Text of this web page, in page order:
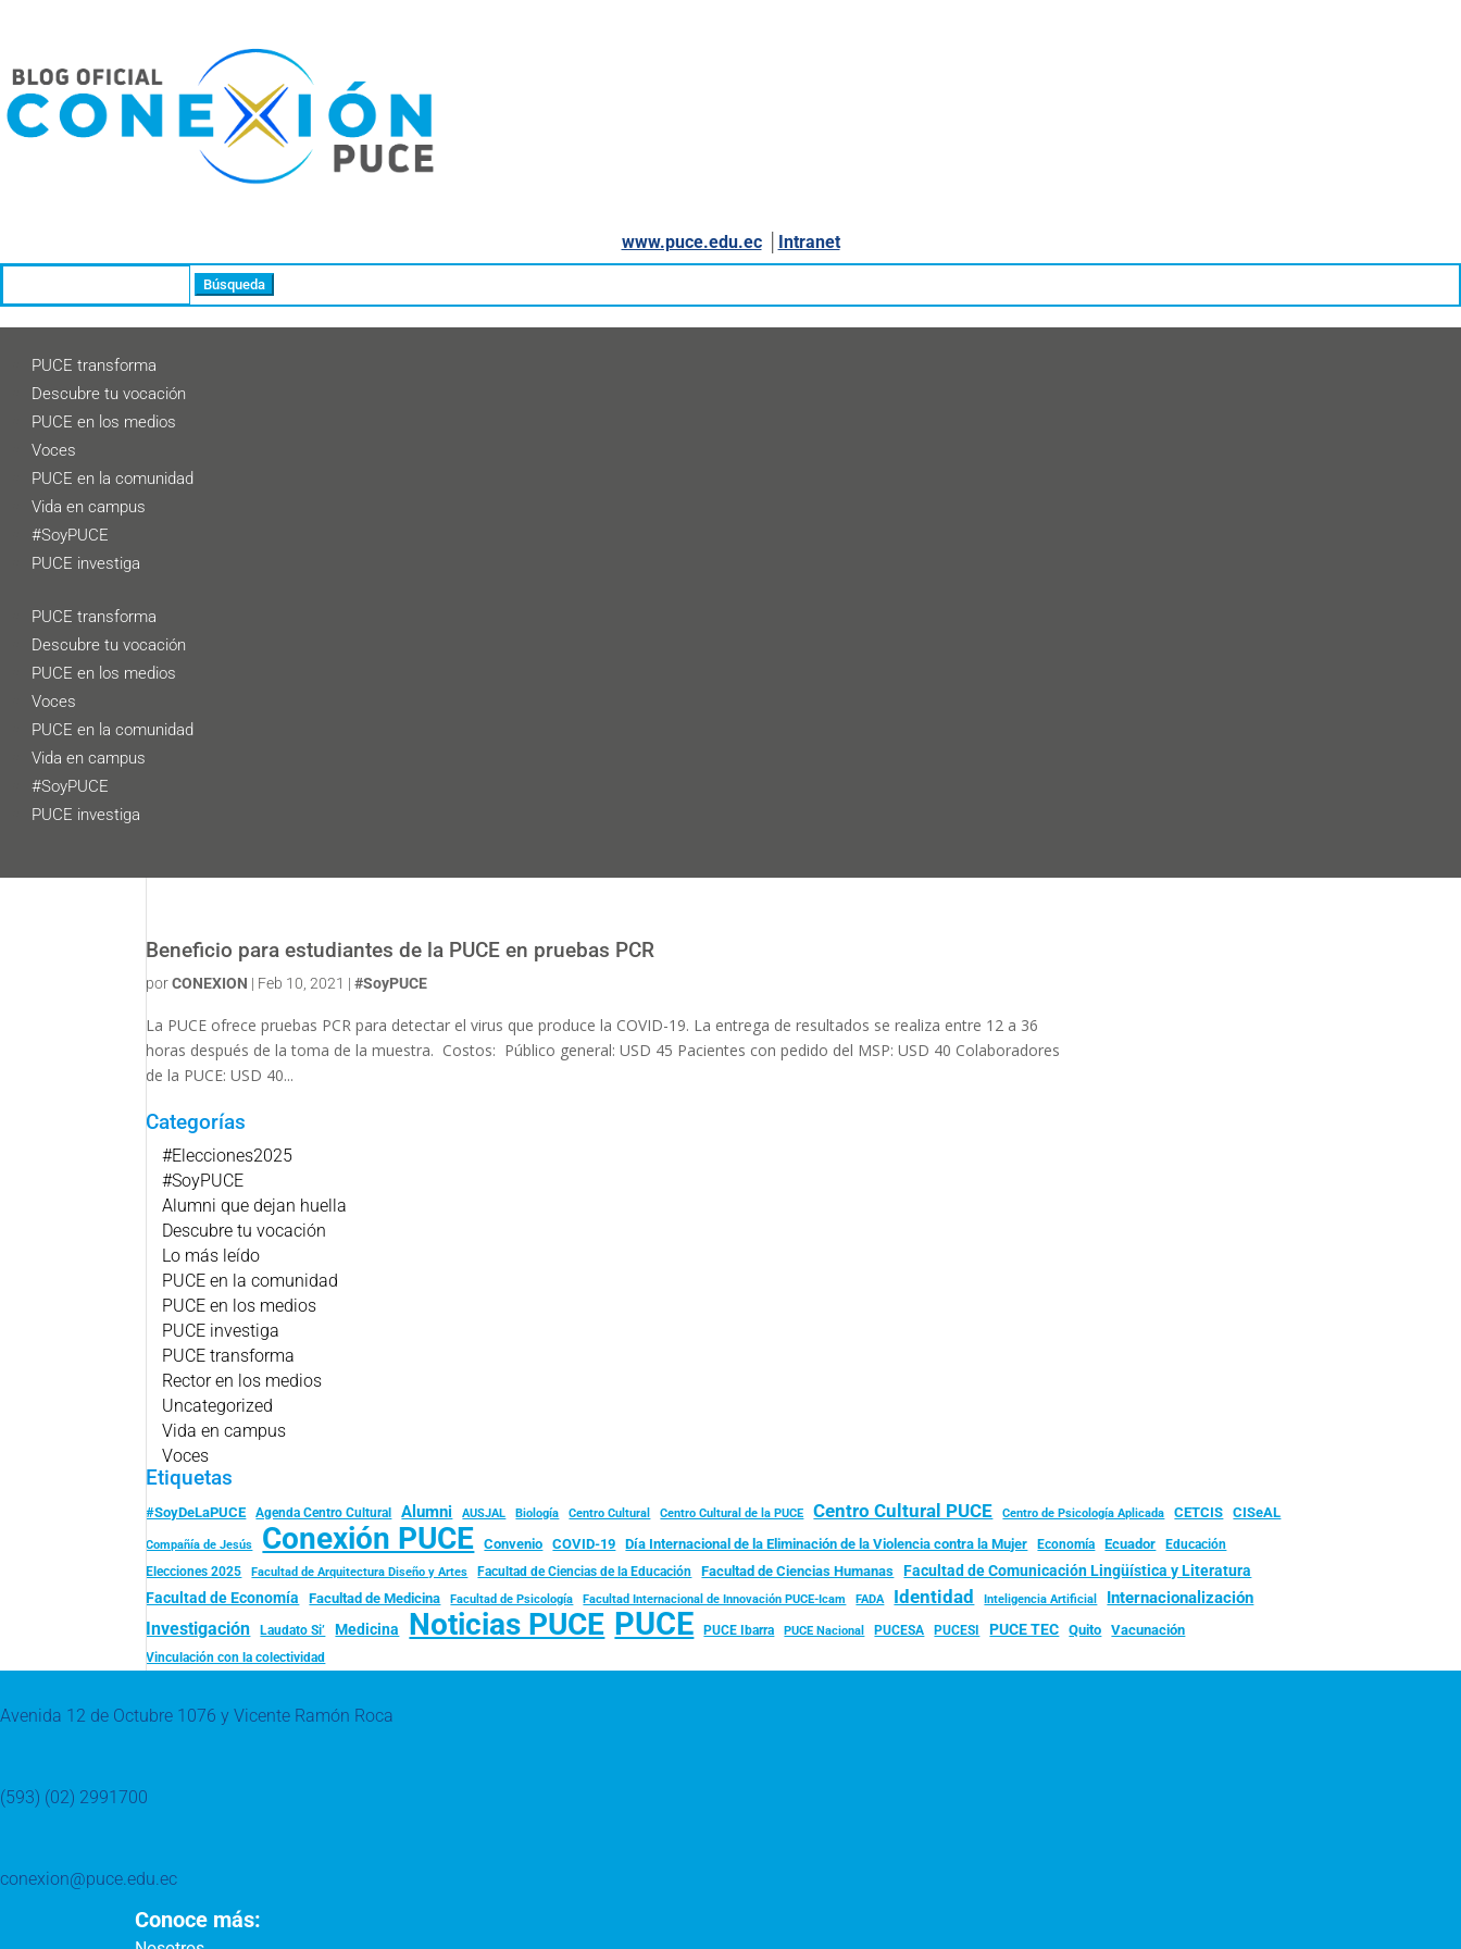
www.puce.edu.ec│ Intranet
PUCE transforma
Descubre tu vocación
PUCE en los medios
Voces
PUCE en la comunidad
Vida en campus
#SoyPUCE
PUCE investiga
PUCE transforma
Descubre tu vocación
PUCE en los medios
Voces
PUCE en la comunidad
Vida en campus
#SoyPUCE
PUCE investiga
Beneficio para estudiantes de la PUCE en pruebas PCR
porCONEXION | Feb 10, 2021 |#SoyPUCE
La PUCE ofrece pruebas PCR para detectar el virus que produce la COVID-19. La entrega de resultados se realiza entre 12 a 36
horas después de la toma de la muestra. Costos: Público general: USD 45 Pacientes con pedido del MSP: USD 40 Colaboradores
de la PUCE: USD 40...
Categorías
#Elecciones2025
#SoyPUCE
Alumni que dejan huella
Descubre tu vocación
Lo más leído
PUCE en la comunidad
PUCE en los medios
PUCE investiga
PUCE transforma
Rector en los medios
Uncategorized
Vida en campus
Voces
Etiquetas
#SoyDeLaPUCE Agenda Centro Cultural Alumni AUSJAL Biología Centro Cultural Centro Cultural de la PUCE Centro Cultural PUCE Centro de Psicología Aplicada CETCIS CISeAL
Compañía de Jesús Conexión PUCE Convenio COVID-19 Día Internacional de la Eliminación de la Violencia contra la Mujer Economía Ecuador
Educación
Elecciones 2025
Facultad de Arquitectura Diseño y Artes Facultad de Ciencias de la Educación Facultad de Ciencias Humanas Facultad de Comunicación Lingüística y Literatura
Facultad de Economía Facultad de Medicina Facultad de Psicología Facultad Internacional de Innovación PUCE-Icam FADA Identidad Inteligencia Artificial Internacionalización
Investigación Laudato Si’ Medicina Noticias PUCE PUCE PUCE Ibarra PUCE Nacional PUCESA PUCESI PUCE TEC Quito Vacunación
Vinculación con la colectividad
Avenida 12 de Octubre 1076 y Vicente Ramón Roca
(593) (02) 2991700
conexion@puce.edu.ec
Conoce más: